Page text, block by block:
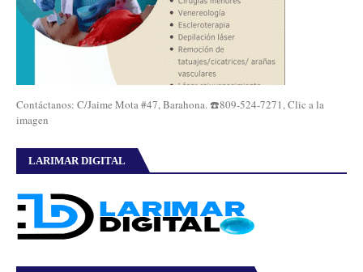
Contáctanos: C/Jaime Mota #47, Barahona. ☎️809-524-7271, Clic a la
imagen
LARIMAR DIGITAL